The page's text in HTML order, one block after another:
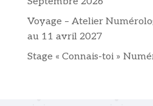
Voyage – Atelier
au 11 avril 2027
Stage « Connais-toi »